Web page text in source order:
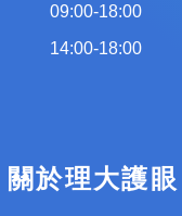
09:00-18:00
14:00-18:00
關於理大護眼